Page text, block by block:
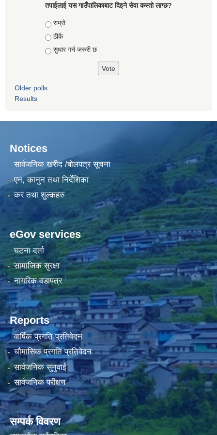
तपाईलाई यस गाउँपालिकाबाट दिइने सेवा कस्तो लाग्छ?
Choices
राम्राे
ठीकै
सुधार गर्न जरुरी छ
Older polls
Results
Notices
सार्वजनिक खरीद /बोलपत्र सूचना
एन, कानुन तथा निर्देशिका
कर तथा शुल्कहरु
eGov services
घटना दर्ता
सामाजिक सुरक्षा
नागरिक वडापत्र
Reports
वार्षिक प्रगति प्रतिवेदन
चौमासिक प्रगति प्रतिवेदन
सार्वजनिक सुनुवाई
सार्वजनिक परीक्षण
सम्पर्क विवरण